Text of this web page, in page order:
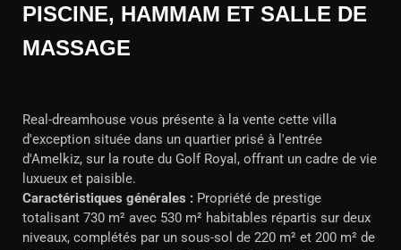
PISCINE, HAMMAM ET SALLE DE
MASSAGE
Real-dreamhouse vous présente à la vente cette villa
d'exception située dans un quartier prisé à l'entrée
d'Amelkiz, sur la route du Golf Royal, offrant un cadre de vie
luxueux et paisible.
Caractéristiques générales : Propriété de prestige
totalisant 730 m² avec 530 m² habitables répartis sur deux
niveaux, complétés par un sous-sol de 220 m² et 200 m² de